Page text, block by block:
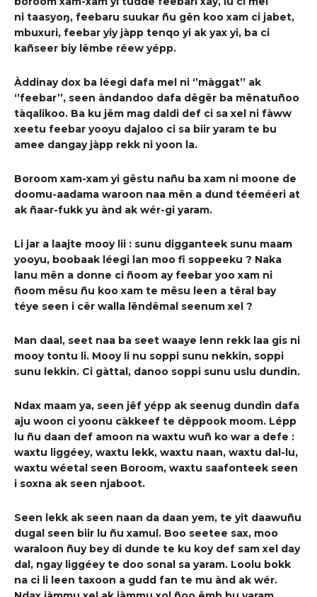
ni taasyoŋ, feebaru suukar ñu gën koo xam ci jabet,
mbuxuri, feebar yiy jàpp tenqo yi ak yax yi, ba ci
kañseer biy lëmbe réew yépp.
Àddinay dox ba léegi dafa mel ni ‘’màggat’’ ak
‘’feebar’’, seen àndandoo dafa dëgër ba mënatuñoo
tàqalikoo. Ba ku jëm mag daldi def ci sa xel ni fàww
xeetu feebar yooyu dajaloo ci sa biir yaram te bu
amee dangayjàpp rekk ni yoon la.
Boroom xam-xam yi gëstu nañu ba xam ni moone de
doomu-aadama waroon naa mën a dund téeméeri at
ak ñaar-fukk yu ànd ak wér-gi yaram.
Li jar a laajte mooy lii : sunu digganteek sunu maam
yooyu, boobaak léegi lan moo f i soppeeku ? Naka
lanu mën a donne ci ñoom ay feebar yoo xam ni
ñoom mësu ñu koo xam te mësu leen a tëral bay
téye seen i cër walla lëndëmal seenum xel ?
Man daal, seet naa ba seet waaye lenn rekk laa gis ni
mooytontu li. Mooy li nu soppi sunu nekkin, soppi
sunu lekkin. Ci gàttal, danoo soppi sunu uslu dundin.
Ndax maam ya, seen jëf yépp ak seenug dundin dafa
aju woon ci yoonu càkkeef te dëppook moom. Lépp
lu ñu daan def amoon na waxtu wuñ ko war a defe :
waxtu liggéey, waxtu lekk, waxtu naan, waxtu dal-lu,
waxtu wéetal seen Boroom, waxtu saafonteek seen
i soxna ak seen njaboot.
Seen lekk ak seen naan da daan yem, te yit daawuñu
dugal seen biir lu ñu xamul. Boo seetee sax, moo
waraloon ñuybey di dunde te ku koy def sam xel day
dal, ngay liggéey te doo sonal sa yaram. Loolu bokk
na ci li leen taxoon a gudd fan te mu ànd ak wér.